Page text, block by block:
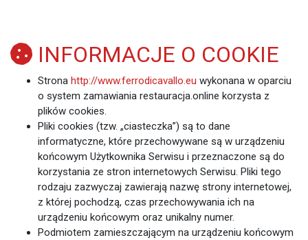
INFORMACJE O COOKIE
Strona http://www.ferrodicavallo.eu wykonana w oparciu
o system zamawiania restauracja.online korzysta z
plików cookies.
Pliki cookies (tzw. „ciasteczka”) są to dane
informatyczne, które przechowywane są w urządzeniu
końcowym Użytkownika Serwisu i przeznaczone są do
korzystania ze stron internetowych Serwisu. Pliki tego
rodzaju zazwyczaj zawierają nazwę strony internetowej,
z której pochodzą, czas przechowywania ich na
urządzeniu końcowym oraz unikalny numer.
Podmiotem zamieszczającym na urządzeniu końcowym